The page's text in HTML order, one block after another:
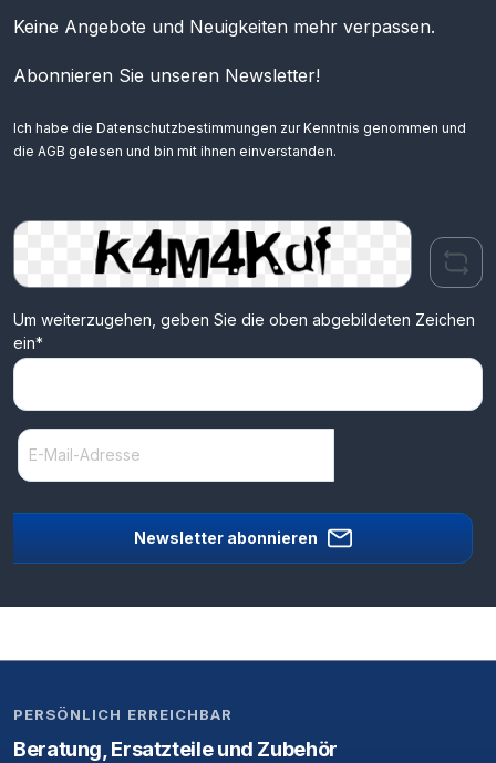
Keine Angebote und Neuigkeiten mehr verpassen.
Abonnieren Sie unseren Newsletter!
Ich habe die Datenschutzbestimmungen zur Kenntnis genommen und
die AGB gelesen und bin mit ihnen einverstanden.
Um weiterzugehen, geben Sie die oben abgebildeten Zeichen
ein*
Newsletter abonnieren
PERSÖNLICH ERREICHBAR
Beratung, Ersatzteile und Zubehör